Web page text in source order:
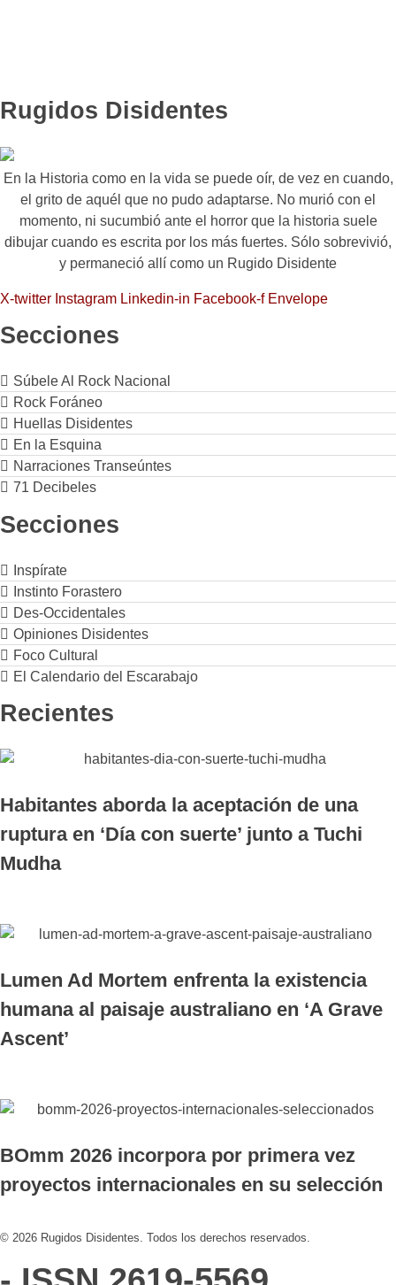
Rugidos Disidentes
En la Historia como en la vida se puede oír, de vez en cuando,
el grito de aquél que no pudo adaptarse. No murió con el
momento, ni sucumbió ante el horror que la historia suele
dibujar cuando es escrita por los más fuertes. Sólo sobrevivió,
y permaneció allí como un Rugido Disidente
X-twitter Instagram Linkedin-in Facebook-f Envelope
Secciones
Súbele Al Rock Nacional
Rock Foráneo
Huellas Disidentes
En la Esquina
Narraciones Transeúntes
71 Decibeles
Secciones
Inspírate
Instinto Forastero
Des-Occidentales
Opiniones Disidentes
Foco Cultural
El Calendario del Escarabajo
Recientes
Habitantes aborda la aceptación de una
ruptura en ‘Día con suerte’ junto a Tuchi
Mudha
Lumen Ad Mortem enfrenta la existencia
humana al paisaje australiano en ‘A Grave
Ascent’
BOmm 2026 incorpora por primera vez
proyectos internacionales en su selección
© 2026 Rugidos Disidentes. Todos los derechos reservados.